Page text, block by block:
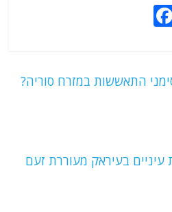
e
k
התאששות במזרח סוריה?
בעיראק מעוררת זעם